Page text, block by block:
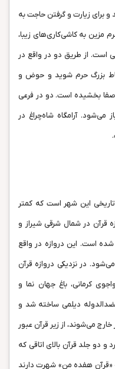
و برای زیارت و گرفتن حاجت به
مزین به کاشی‌کاری‌های زیبا،
است. از طریق دو در واقع در
بزرگ حرم شوید و حوض و
صفا بخشیده است. دو در فرعی
می‌شود. آرامگاه شاه‌چراغ در
تاریخی این شهر است که کمتر
قرآن در شمال شرقی شیراز و
است. این دروازه در واقع
در نزدیکی دروازه‌ قرآن
کرمانی، باغ جهان نما و
عضدالدوله دیلمی ساخته شد و
می‌شوند، از زیر قرآن عبور
و دو جلد قرآن بالای اتاقی که
«قرآن هفده من» شهرت دارند